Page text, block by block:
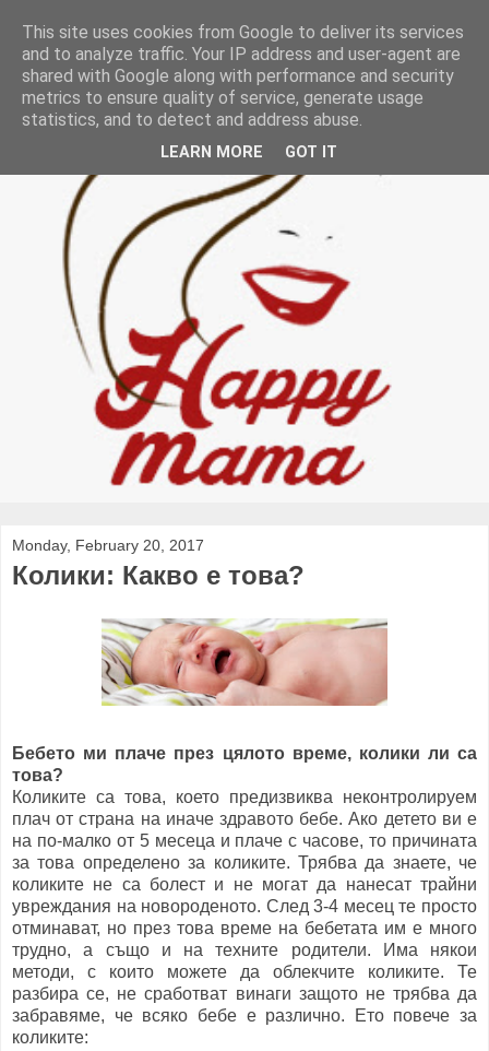
Monday, February 20, 2017
Колики: Какво е това?
Бебето ми плаче през цялото време, колики ли са
това?
Коликите са това, което предизвиква неконтролируем
плач от страна на иначе здравото бебе. Ако детето ви е
на по-малко от 5 месеца и плаче с часове, то причината
за това определено за коликите. Трябва да знаете, че
коликите не са болест и не могат да нанесат трайни
увреждания на новороденото. След 3-4 месец те просто
отминават, но през това време на бебетата им е много
трудно, а също и на техните родители. Има някои
методи, с които можете да облекчите коликите. Те
разбира се, не сработват винаги защото не трябва да
забравяме, че всяко бебе е различно. Ето повече за
коликите:
This site uses cookies from Google to deliver its services
and to analyze traffic. Your IP address and user-agent are
shared with Google along with performance and security
metrics to ensure quality of service, generate usage
statistics, and to detect and address abuse.
LEARN MORE GOT IT